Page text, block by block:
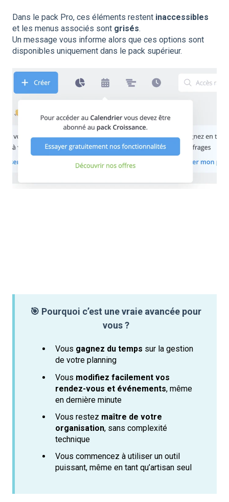
Dans le pack Pro, ces éléments restent inaccessibles
et les menus associés sont grisés.
Un message vous informe alors que ces options sont
disponibles uniquement dans le pack supérieur.
🎯 Pourquoi c’est une vraie avancée pour
vous ?
Vous gagnez du temps sur la gestion
de votre planning
Vous modifiez facilement vos
rendez-vous et événements, même
en dernière minute
Vous restez maître de votre
organisation, sans complexité
technique
Vous commencez à utiliser un outil
puissant, même en tant qu’artisan seul